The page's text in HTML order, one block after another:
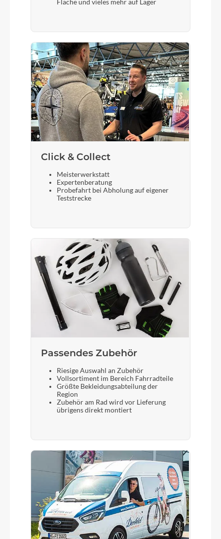
Sattel
Fizik Taiga Black
Gabel
Fox Rythm 32 Float 3 Pos /remote boost, 100mm
travel (29''), 44mm rake
Sattelstütze
Fläche und vieles mehr auf Lager
Click & Collect
Meisterwerkstatt
Expertenberatung
Probefahrt bei Abholung auf eigener
Teststrecke
Passendes Zubehör
Riesige Auswahl an Zubehör
Vollsortiment im Bereich Fahrradteile
Größte Bekleidungsabteilung der
Region
Zubehör am Rad wird vor Lieferung
übrigens direkt montiert